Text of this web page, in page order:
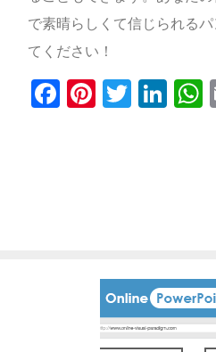
で素晴らしくて信じられる
てください！
Facebook
Pinterest